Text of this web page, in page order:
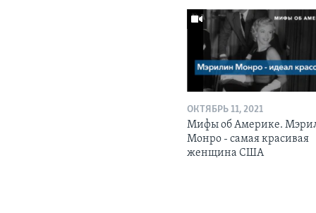
ОКТЯБРЬ 11, 2021
Мифы об Америке.
Монро - самая красивая
женщина США